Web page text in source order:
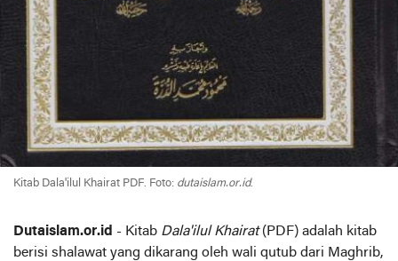
Kitab Dala'ilul Khairat PDF. Foto: dutaislam.or.id.
Dutaislam.or.id - Kitab Dala'ilul Khairat(PDF) adalah kitab
berisi shalawat yang dikarang oleh wali qutub dari Maghrib,